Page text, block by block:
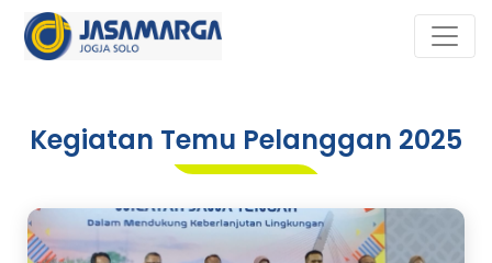
Kegiatan Temu Pelanggan 2025